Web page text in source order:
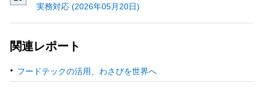
実務対応 (2026年05月20日)
関連レポート
フードテックの活用、わさびを世界へ